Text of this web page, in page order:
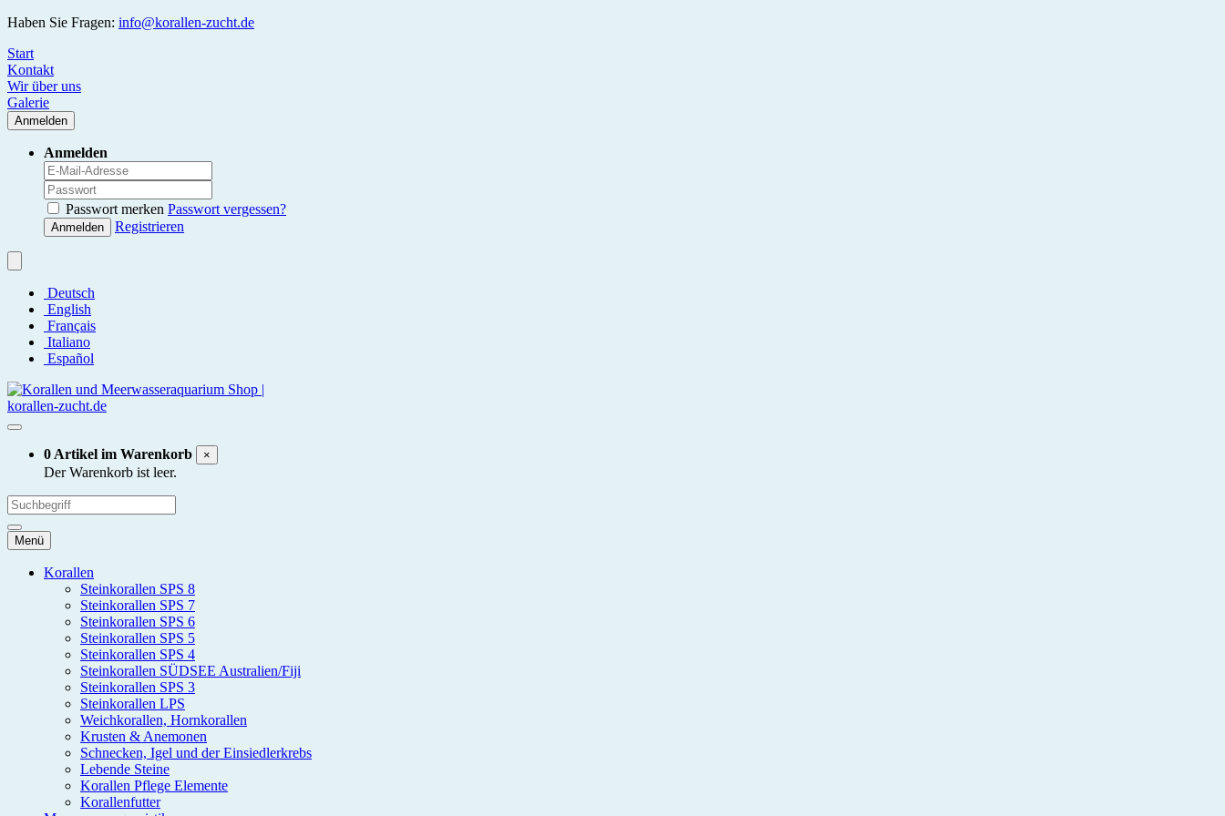
Haben Sie Fragen: info@korallen-zucht.de
Start
Kontakt
Wir über uns
Galerie
Anmelden
Anmelden
Passwort merken Passwort vergessen?
Anmelden Registrieren
Deutsch
English
Français
Italiano
Español
0 Artikel im Warenkorb ×
Der Warenkorb ist leer.
Menü
Korallen
Steinkorallen SPS 8
Steinkorallen SPS 7
Steinkorallen SPS 6
Steinkorallen SPS 5
Steinkorallen SPS 4
Steinkorallen SÜDSEE Australien/Fiji
Steinkorallen SPS 3
Steinkorallen LPS
Weichkorallen, Hornkorallen
Krusten & Anemonen
Schnecken, Igel und der Einsiedlerkrebs
Lebende Steine
Korallen Pflege Elemente
Korallenfutter